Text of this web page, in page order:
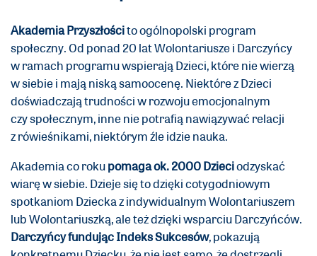
Akademia Przyszłościto ogólnopolski program
społeczny. Od ponad 20 lat Wolontariusze i Darczyńcy
w ramach programu wspierają Dzieci, które nie wierzą
w siebie i mają niską samoocenę. Niektóre z Dzieci
doświadczają trudności w rozwoju emocjonalnym
czy społecznym, inne nie potrafią nawiązywać relacji
z rówieśnikami, niektórym źle idzie nauka.
Akademia co rokupomaga ok. 2000 Dzieciodzyskać
wiarę w siebie. Dzieje się to dzięki cotygodniowym
spotkaniom Dziecka z indywidualnym Wolontariuszem
lub Wolontariuszką, ale też dzięki wsparciu Darczyńców.
Darczyńcy fundując Indeks Sukcesów, pokazują